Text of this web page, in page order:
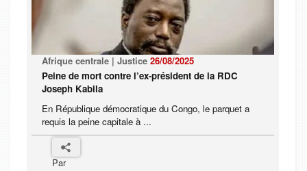
Afrique centrale | Justice 26/08/2025
Peine de mort contre l’ex-président de la RDC
Joseph Kabila
En République démocratique du Congo, le parquet a
requis la peine capitale à ...
Par